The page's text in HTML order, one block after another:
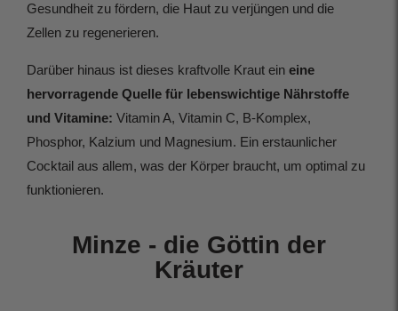
Gesundheit zu fördern, die Haut zu verjüngen und die
Zellen zu regenerieren.
Darüber hinaus ist dieses kraftvolle Kraut ein eine
hervorragende Quelle für lebenswichtige Nährstoffe
und Vitamine: Vitamin A, Vitamin C, B-Komplex,
Phosphor, Kalzium und Magnesium. Ein erstaunlicher
Cocktail aus allem, was der Körper braucht, um optimal zu
funktionieren.
Minze - die Göttin der
Kräuter